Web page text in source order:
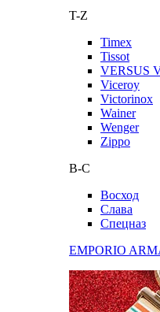
T-Z
Timex
Tissot
VERSUS
Viceroy
Victorinox
Wainer
Wenger
Zippo
В-С
Восход
Слава
Спецназ
EMPORIO